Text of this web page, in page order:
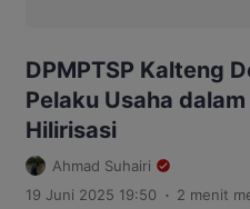
DPMPTSP Kalteng
Pelaku Usaha
Hilirisasi
Ahmad Suhairi
19 Juni 2025 19:50 . 2 menit